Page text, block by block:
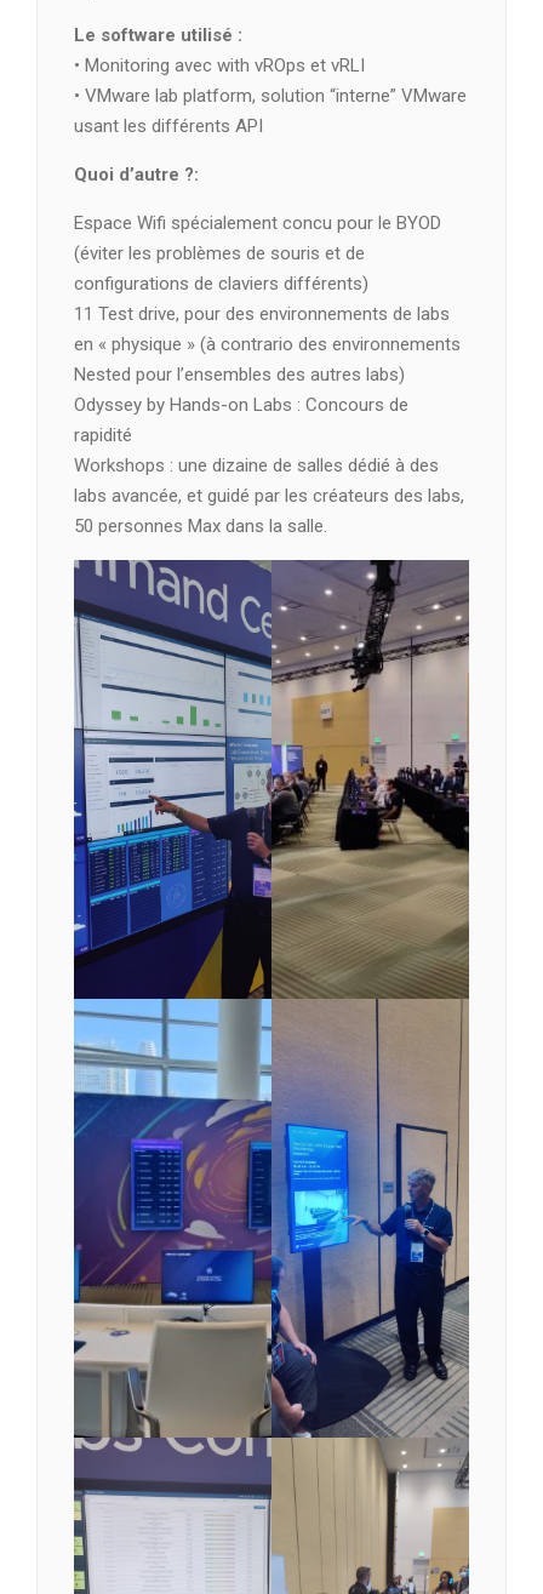
Le software utilisé :
• Monitoring avec with vROps et vRLI
• VMware lab platform, solution “interne” VMware
usant les différents API
Quoi d’autre ?:
Espace Wifi spécialement concu pour le BYOD
(éviter les problèmes de souris et de
configurations de claviers différents)
11 Test drive, pour des environnements de labs
en « physique » (à contrario des environnements
Nested pour l’ensembles des autres labs)
Odyssey by Hands-on Labs : Concours de
rapidité
Workshops : une dizaine de salles dédié à des
labs avancée, et guidé par les créateurs des labs,
50 personnes Max dans la salle.